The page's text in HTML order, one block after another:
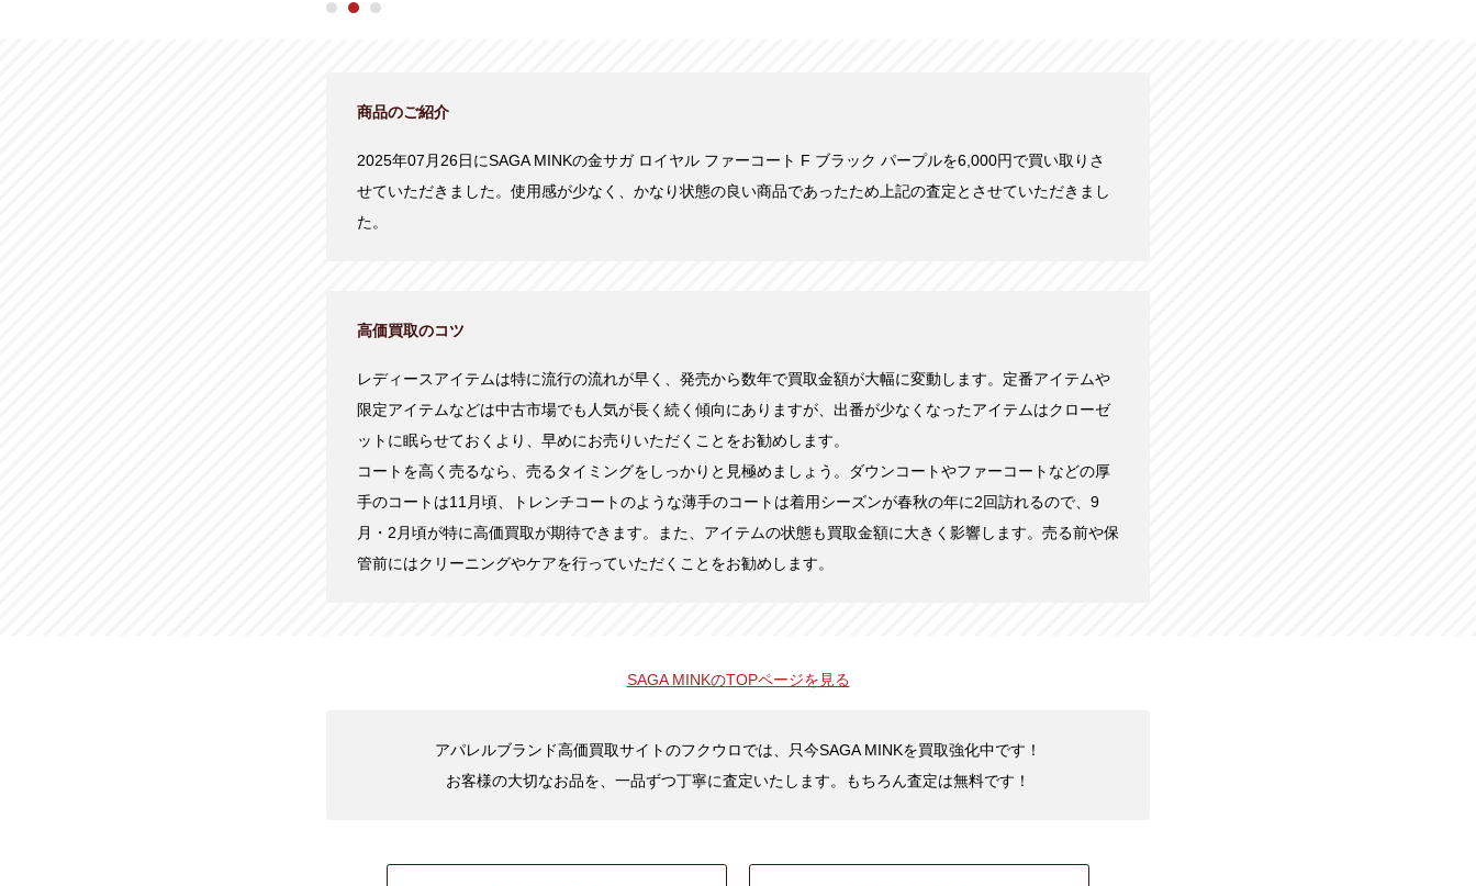
商品のご紹介
2025年07月26日にSAGA MINKの金サガ ロイヤル ファーコート F ブラック パープルを6,000円で買い取りさ
せていただきました。使用感が少なく、かなり状態の良い商品であったため上記の査定とさせていただきまし
た。
高価買取のコツ
レディースアイテムは特に流行の流れが早く、発売から数年で買取金額が大幅に変動します。定番アイテムや
限定アイテムなどは中古市場でも人気が長く続く傾向にありますが、出番が少なくなったアイテムはクローゼ
ットに眠らせておくより、早めにお売りいただくことをお勧めします。
コートを高く売るなら、売るタイミングをしっかりと見極めましょう。ダウンコートやファーコートなどの厚
手のコートは11月頃、トレンチコートのような薄手のコートは着用シーズンが春秋の年に2回訪れるので、9
月・2月頃が特に高価買取が期待できます。また、アイテムの状態も買取金額に大きく影響します。売る前や保
管前にはクリーニングやケアを行っていただくことをお勧めします。
SAGA MINKのTOPページを見る
アパレルブランド高価買取サイトのフクウロでは、只今SAGA MINKを買取強化中です！
お客様の大切なお品を、一品ずつ丁寧に査定いたします。もちろん査定は無料です！